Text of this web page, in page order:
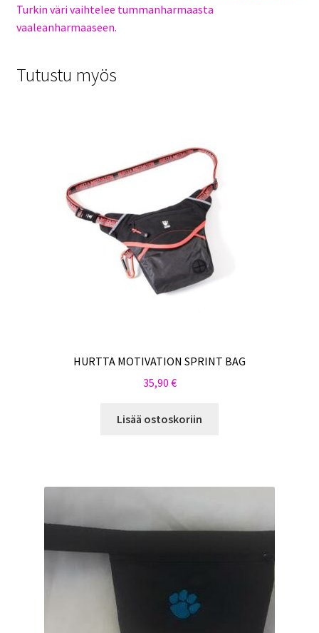
Turkin väri vaihtelee tummanharmaasta
vaaleanharmaaseen.
Tutustu myös
HURTTA MOTIVATION SPRINT BAG
35,90 €
Lisää ostoskoriin